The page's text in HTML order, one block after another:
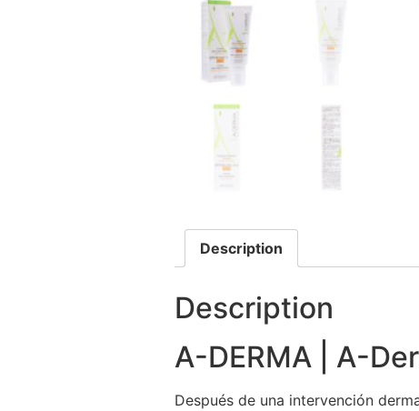
Description
Description
A-DERMA | A-
Después de una intervención